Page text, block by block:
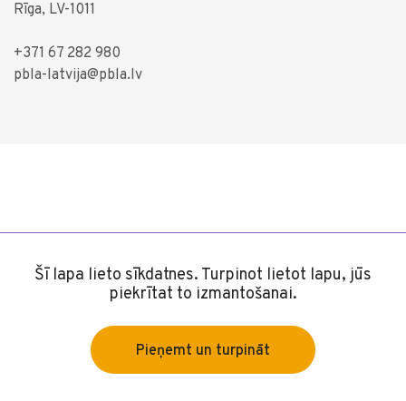
Šī lapa lieto sīkdatnes. Turpinot lietot lapu, jūs
piekrītat to izmantošanai.
Pieņemt un turpināt
Rīga, LV-1011
+371 67 282 980
pbla-latvija@pbla.lv